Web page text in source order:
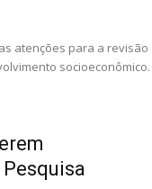
atenções para a revisão
socioeconômico.